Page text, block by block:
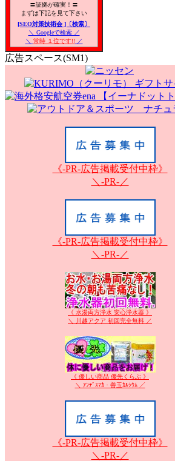
〓証拠が確実！〓
まずは下記を見て下さい
[SEO対策技術会 ]〔検索〕
＼ Googleで検索 ／
＼ 常時 １位です!!／
広告スペース(SM1)
《-PR-広告掲載受付中枠》
＼-PR-／
《-PR-広告掲載受付中枠》
＼-PR-／
《 水湯両方浄水 安心浄水器 》
＼ 川越アクア 初回完全無料 ／
《 優しい商品 優先くらぶ 》
＼ ｱﾝﾃﾞｽﾏｶ・善玉ｶﾙｼｳﾑ ／
《-PR-広告掲載受付中枠》
＼-PR-／